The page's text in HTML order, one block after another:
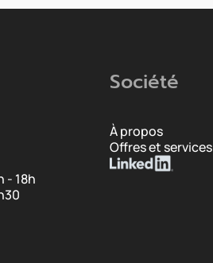
- 18h
Société
À propos
Offres et services